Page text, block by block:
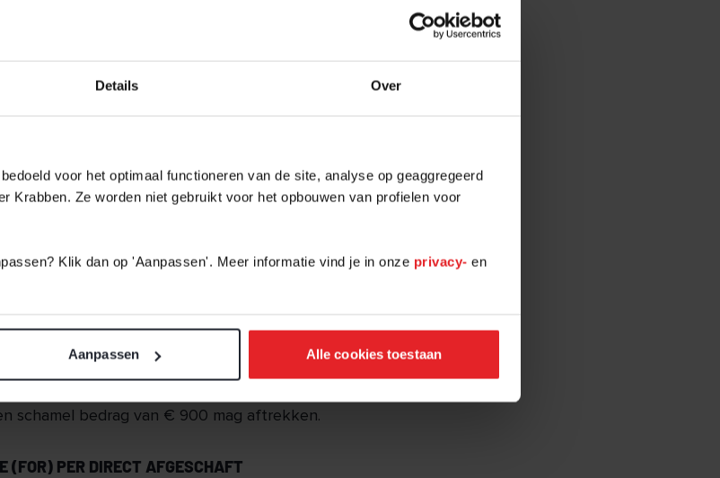
Details Over
voor het optimaal functioneren van de site, analyse op geaggregeerd
Krabben. Ze worden niet gebruikt voor het opbouwen van profielen voor
Klik dan op 'Aanpassen'. Meer informatie vind je in onze privacy- en
Aanpassen Alle cookies toestaan
enkele positieve veranderingen, maar die wegen niet
veranderingen. Allereerst gaat de
eerste schijf van 15% naar 19%. Daarnaast wordt deze schijf
395.000 naar een winst van € 200.000. Boven die twee ton
de zelfstandigenaftrek vanaf 2023 versneld afgebouwd.
de zelfstandigenaftrek nog € 6.310. Gemiddeld kost dit
schamel bedrag van € 900 mag aftrekken.
(FOR) PER DIRECT AFGESCHAFT